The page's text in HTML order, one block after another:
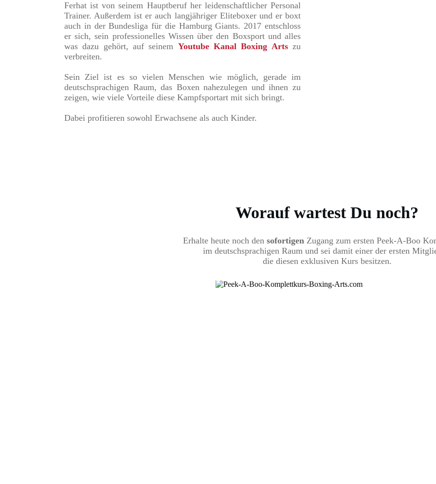
Ferhat ist von seinem Hauptberuf her leidenschaftlicher Personal
Trainer. Außerdem ist er auch langjähriger Eliteboxer und er boxt
auch in der Bundesliga für die Hamburg Giants. 2017 entschloss
er sich, sein professionelles Wissen über den Boxsport und alles
was dazu gehört, auf seinem Youtube Kanal Boxing Artszu
verbreiten.
Sein Ziel ist es so vielen Menschen wie möglich, gerade im
deutschsprachigen Raum, das Boxen nahezulegen und ihnen zu
zeigen, wie viele Vorteile diese Kampfsportart mit sich bringt.
Dabei profitieren sowohl Erwachsene als auch Kinder.
Worauf wartest Du noch?
Erhalte heute noch den sofortigen Zugang zum ersten Peek-A-Boo
im deutschsprachigen Raum und sei damit einer der ersten
die diesen exklusiven Kurs besitzen.